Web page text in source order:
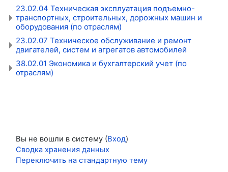
23.02.04 Техническая эксплуатация подъемно-
транспортных, строительных, дорожных машин и
оборудования (по отраслям)
23.02.07 Техническое обслуживание и ремонт
двигателей, систем и агрегатов автомобилей
38.02.01 Экономика и бухгалтерский учет (по
отраслям)
Вы не вошли в систему (Вход)
Сводка хранения данных
Переключить на стандартную тему